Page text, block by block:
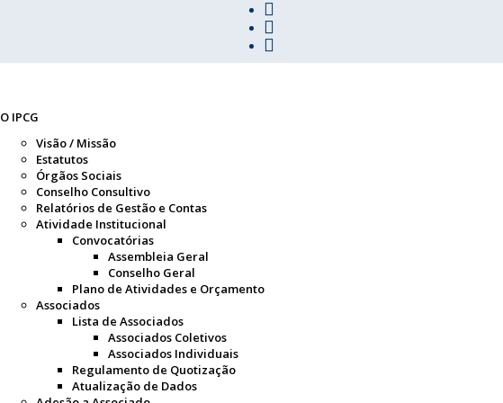
O IPCG
Visão / Missão
Estatutos
Órgãos Sociais
Conselho Consultivo
Relatórios de Gestão e Contas
Atividade Institucional
Convocatórias
Assembleia Geral
Conselho Geral
Plano de Atividades e Orçamento
Associados
Lista de Associados
Associados Coletivos
Associados Individuais
Regulamento de Quotização
Atualização de Dados